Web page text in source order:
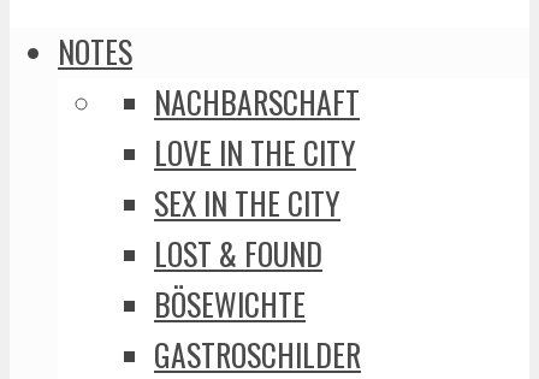
NOTES
NACHBARSCHAFT
LOVE IN THE CITY
SEX IN THE CITY
LOST & FOUND
BÖSEWICHTE
GASTROSCHILDER